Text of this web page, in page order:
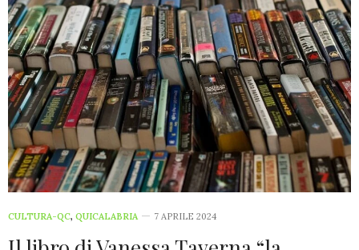
CULTURA-QC, QUICALABRIA 7 APRILE 2024